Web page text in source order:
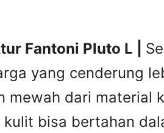
Fantoni Pluto L |
yang cenderung
mewah dari material
bisa bertahan